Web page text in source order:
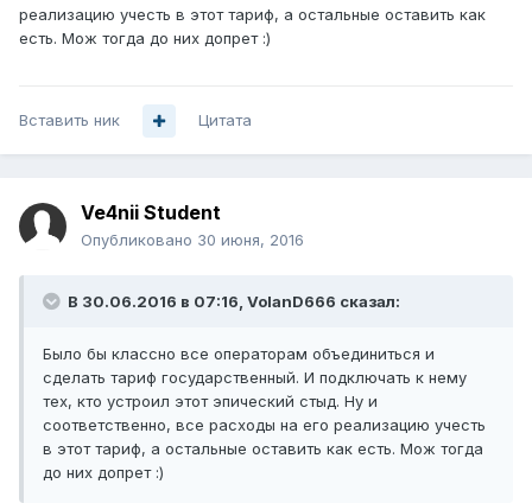
реализацию учесть в этот тариф, а остальные оставить как
есть. Мож тогда до них допрет :)
Вставить ник Цитата
Ve4nii Student
Опубликовано 30 июня, 2016
В 30.06.2016 в 07:16, VolanD666 сказал:
Было бы классно все операторам объединиться и
сделать тариф государственный. И подключать к нему
тех, кто устроил этот эпический стыд. Ну и
соответственно, все расходы на его реализацию учесть
в этот тариф, а остальные оставить как есть. Мож тогда
до них допрет :)